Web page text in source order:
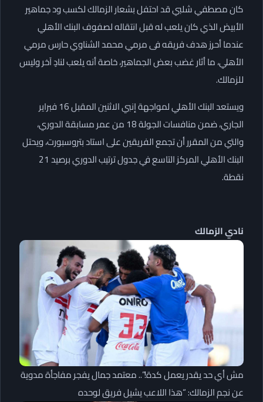
كان مصطفي شلبي قد احتفل بشعار الزمالك لكسب ود جماهير
الأبيض الذي كان يلعب له قبل انتقاله لصفوف البنك الأهلي
عندما أحرز هدف فريقه فى مرمي محمد الشناوي حارس مرمي
الأهلي، ما أثار غضب بعض الجماهير، خاصة أنه يلعب لنادٍ آخر وليس
للزمالك.
ويستعد البنك الأهلي لمواجهة إنبي الاثنين المقبل 16 فبراير
الجاري، ضمن منافسات الجولة 18 من عمر مسابقة الدوري،
والتي من المقرر أن تجمع الفريقين على استاد بتروسبورت، ويحتل
البنك الأهلي المركز التاسع في جدول ترتيب الدوري برصيد 21
نقطة.
نادي الزمالك
مش أي حد يقدر يعمل كدة!”.. معتمد جمال يفجر مفاجأة مدوية
عن نجم الزمالك: “هذا اللاعب يشيل فريق لوحده